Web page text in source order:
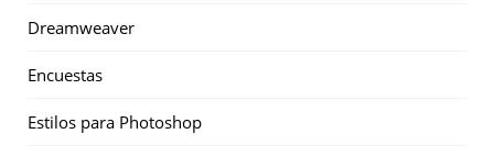
Dreamweaver
Encuestas
Estilos para Photoshop